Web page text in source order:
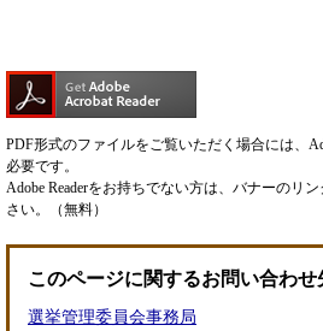
PDF形式のファイルをご覧いただく場合には、
必要です。
Adobe Readerをお持ちでない方は、バナーのリ
さい。（無料）
このページに関するお問い合わせ
選挙管理委員会事務局